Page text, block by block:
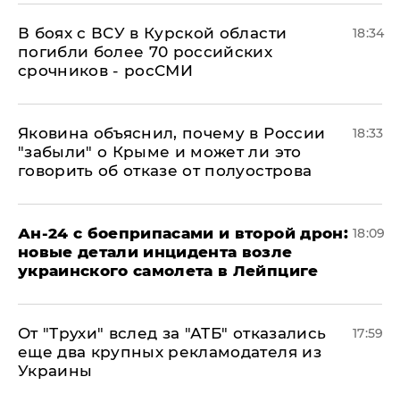
В боях с ВСУ в Курской области
погибли более 70 российских
срочников - росСМИ
18:34
Яковина объяснил, почему в России
"забыли" о Крыме и может ли это
говорить об отказе от полуострова
18:33
Ан-24 с боеприпасами и второй дрон:
новые детали инцидента возле
украинского самолета в Лейпциге
18:09
От "Трухи" вслед за "АТБ" отказались
еще два крупных рекламодателя из
Украины
17:59